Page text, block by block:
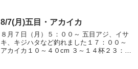
8/7(月)五目・アカイカ
８月７日（月）５：００～ 五目アジ、イサ
キ、キジハタなど釣れました１７：００～
アカイカ１０～４０cm ３～１４杯２３：０